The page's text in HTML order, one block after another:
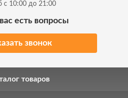
с 10:00 до 21:00
есть вопросы
звонок
товаров